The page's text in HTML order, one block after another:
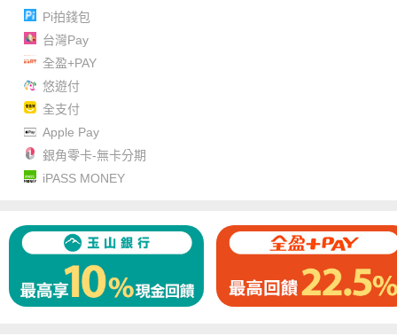
Pi拍錢包
台灣Pay
全盈+PAY
悠遊付
全支付
Apple Pay
銀角零卡-無卡分期
iPASS MONEY